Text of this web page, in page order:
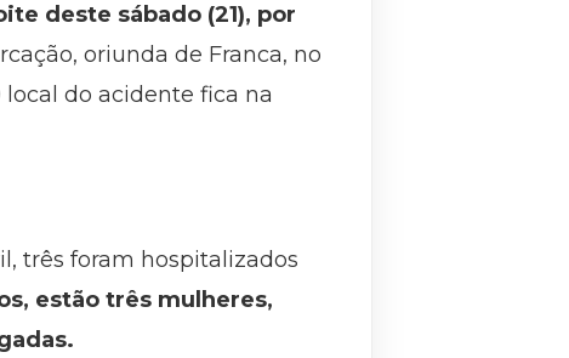
deste sábado (21), por
oriunda de Franca, no
do acidente fica na
três foram hospitalizados
estão três mulheres,